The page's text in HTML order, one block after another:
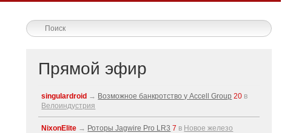
Прямой эфир
singulardroid → Возможное банкротство у Accell Group 20 в
Велоиндустрия
NixonElite → Роторы Jagwire Pro LR3 7 в Новое железо